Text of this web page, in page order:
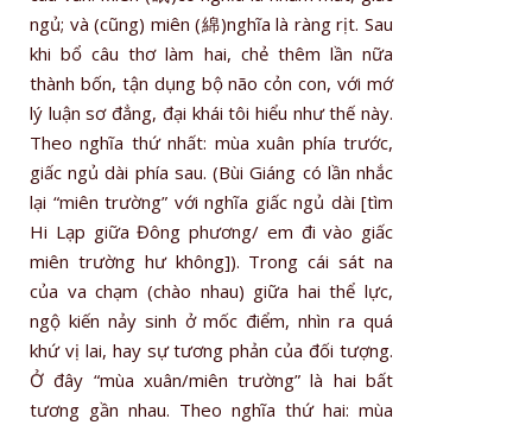
ngủ; và (cũng) miên (綿)nghĩa là ràng rịt. Sau
khi bổ câu thơ làm hai, chẻ thêm lần nữa
thành bốn, tận dụng bộ não cỏn con, với mớ
lý luận sơ đẳng, đại khái tôi hiểu như thế này.
Theo nghĩa thứ nhất: mùa xuân phía trước,
giấc ngủ dài phía sau. (Bùi Giáng có lần nhắc
lại “miên trường” với nghĩa giấc ngủ dài [tìm
Hi Lạp giữa Đông phương/ em đi vào giấc
miên trường hư không]). Trong cái sát na
của va chạm (chào nhau) giữa hai thể lực,
ngộ kiến nảy sinh ở mốc điểm, nhìn ra quá
khứ vị lai, hay sự tương phản của đối tượng.
Ở đây “mùa xuân/miên trường” là hai bất
tương gần nhau. Theo nghĩa thứ hai: mùa